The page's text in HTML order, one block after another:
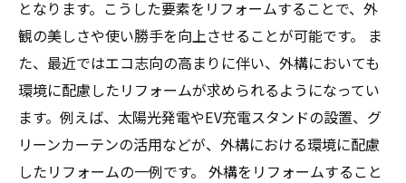
となります。こうした要素をリフォームすることで、外
観の美しさや使い勝手を向上させることが可能です。 ま
た、最近ではエコ志向の高まりに伴い、外構においても
環境に配慮したリフォームが求められるようになってい
ます。例えば、太陽光発電やEV充電スタンドの設置、グ
リーンカーテンの活用などが、外構における環境に配慮
したリフォームの一例です。 外構をリフォームすること